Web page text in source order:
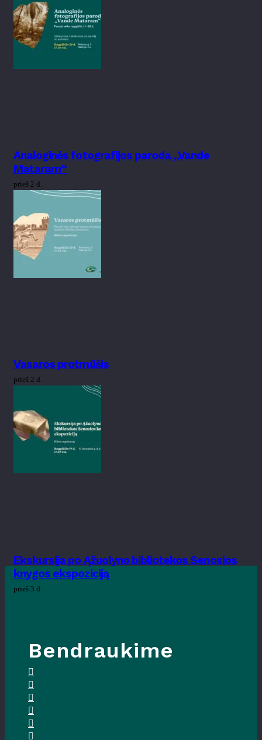
Analoginės fotografijos paroda „Vande
Mataram“
prieš 2 d.
Vasaros protmūšis
prieš 2 d.
Ekskursija po Ąžuolyno bibliotekos Senosios
knygos ekspoziciją
prieš 3 d.
Bendraukime